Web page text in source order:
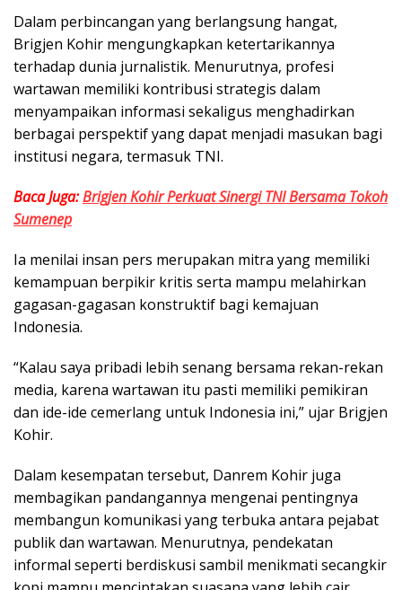
Dalam perbincangan yang berlangsung hangat,
Brigjen Kohir mengungkapkan ketertarikannya
terhadap dunia jurnalistik. Menurutnya, profesi
wartawan memiliki kontribusi strategis dalam
menyampaikan informasi sekaligus menghadirkan
berbagai perspektif yang dapat menjadi masukan bagi
institusi negara, termasuk TNI.
Baca Juga:Brigjen Kohir Perkuat Sinergi TNI Bersama Tokoh
Sumenep
Ia menilai insan pers merupakan mitra yang memiliki
kemampuan berpikir kritis serta mampu melahirkan
gagasan-gagasan konstruktif bagi kemajuan
Indonesia.
“Kalau saya pribadi lebih senang bersama rekan-rekan
media, karena wartawan itu pasti memiliki pemikiran
dan ide-ide cemerlang untuk Indonesia ini,” ujar Brigjen
Kohir.
Dalam kesempatan tersebut, Danrem Kohir juga
membagikan pandangannya mengenai pentingnya
membangun komunikasi yang terbuka antara pejabat
publik dan wartawan. Menurutnya, pendekatan
informal seperti berdiskusi sambil menikmati secangkir